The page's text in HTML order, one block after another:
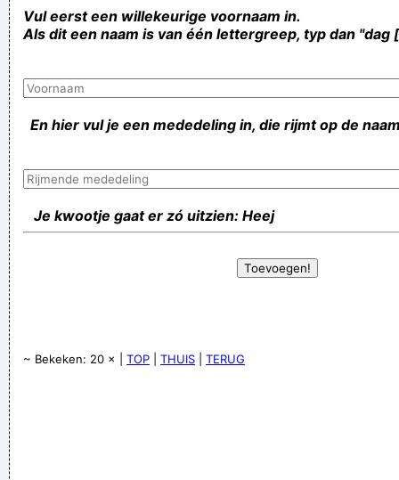
Vul eerst een willekeurige voornaam in.
Als dit een naam is van één lettergreep, typ dan "dag
En hier vul je een mededeling in, die rijmt op de
Je kwootje gaat er zó uitzien: Heej
~ Bekeken: 20 × | TOP THUIS TERUG